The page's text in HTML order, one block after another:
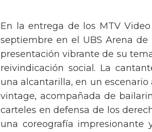
En la entrega de los MTV
septiembre en el UBS Arena
presentación vibrante de su
reivindicación social. La
una alcantarilla, en un
vintage, acompañada de
carteles en defensa de los
una coreografía impresionante